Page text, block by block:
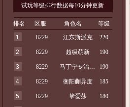
试玩等级排行数据每10分钟更新
排名 区服 角色名
等级
1
8229 江东斯派克 220
2 8229 超级萌新 190
3 8229 马丁宁专治魏延 190
4 8229 衡阳蒯异度 185
5 8229 挚爱莎 180